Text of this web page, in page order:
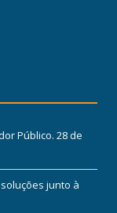
Público. 28 de
junto à